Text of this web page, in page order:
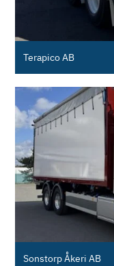
Terapico AB
Sonstorp Åkeri AB